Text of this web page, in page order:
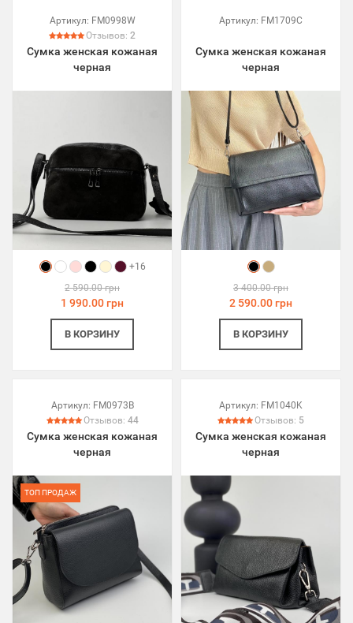
Артикул: FM0998W
Отзывов: 2
Сумка женская кожаная
черная
+16
2 590.00 грн
1 990.00 грн
В КОРЗИНУ
Артикул: FM1709C
Сумка женская кожаная
черная
3 400.00 грн
2 590.00 грн
В КОРЗИНУ
Артикул: FM0973B
Отзывов: 44
Сумка женская кожаная
черная
ТОП ПРОДАЖ
Артикул: FM1040K
Отзывов: 5
Сумка женская кожаная
черная